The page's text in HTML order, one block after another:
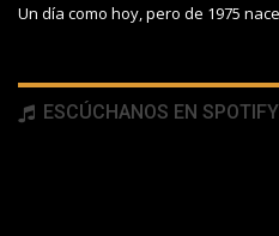
Un día como hoy, pero de 1975
ESCÚCHANOS EN SPOTIFY